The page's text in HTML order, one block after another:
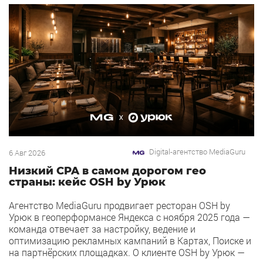
6 Авг 2026 Digital-агентство MediaGuru
Низкий CPA в самом дорогом гео
страны: кейс OSH by Урюк
Агентство MediaGuru продвигает ресторан OSH by
Урюк в геоперформансе Яндекса с ноября 2025 года —
команда отвечает за настройку, ведение и
оптимизацию рекламных кампаний в Картах, Поиске и
на партнёрских площадках. О клиенте OSH by Урюк —